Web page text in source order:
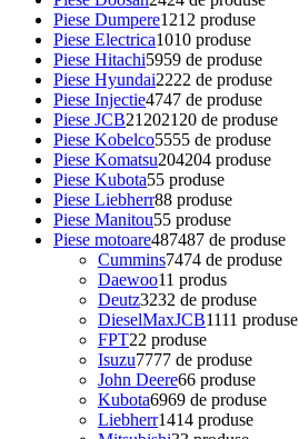
Piese Dumpere1212 produse
Piese Electrica1010 produse
Piese Hitachi5959 de produse
Piese Hyundai2222 de produse
Piese Injectie4747 de produse
Piese JCB21202120 de produse
Piese Kobelco5555 de produse
Piese Komatsu204204 produse
Piese Kubota55 produse
Piese Liebherr88 produse
Piese Manitou55 produse
Piese motoare487487 de produse
Cummins7474 de produse
Daewoo11 produs
Deutz3232 de produse
DieselMaxJCB1111 produse
FPT22 produse
Isuzu7777 de produse
John Deere66 produse
Kubota6969 de produse
Liebherr1414 produse